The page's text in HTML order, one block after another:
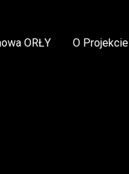
ORŁY O Projekcie